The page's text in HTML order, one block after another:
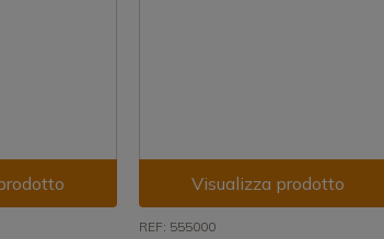
Visualizza prodotto
REF: 555000